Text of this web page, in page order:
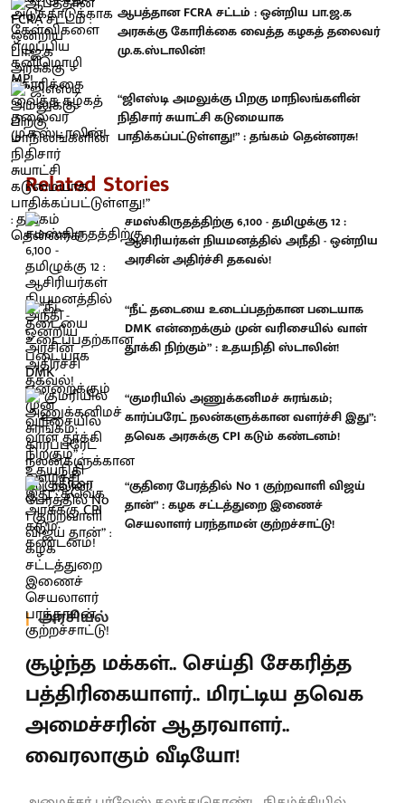
ஆபத்தான FCRA சட்டம் : ஒன்றிய பா.ஜ.க
அரசுக்கு கோரிக்கை வைத்த கழகத் தலைவர்
மு.க.ஸ்டாலின்!
“ஜிஎஸ்டி அமலுக்கு பிறகு மாநிலங்களின்
நிதிசார் சுயாட்சி கடுமையாக
பாதிக்கப்பட்டுள்ளது!” : தங்கம் தென்னரசு!
Related Stories
சமஸ்கிருதத்திற்கு 6,100 - தமிழுக்கு 12 :
ஆசிரியர்கள் நியமனத்தில் அநீதி - ஒன்றிய
அரசின் அதிர்ச்சி தகவல்!
“நீட் தடையை உடைப்பதற்கான படையாக
DMK என்றைக்கும் முன் வரிசையில் வாள்
தூக்கி நிற்கும்” : உதயநிதி ஸ்டாலின்!
“குமரியில் அணுக்கனிமச் சுரங்கம்;
கார்ப்பரேட் நலன்களுக்கான வளர்ச்சி இது”:
தவெக அரசுக்கு CPI கடும் கண்டனம்!
“குதிரை பேரத்தில் No 1 குற்றவாளி விஜய்
தான்” : கழக சட்டத்துறை இணைச்
செயலாளர் பரந்தாமன் குற்றச்சாட்டு!
அரசியல்
சூழ்ந்த மக்கள்.. செய்தி சேகரித்த
பத்திரிகையாளர்.. மிரட்டிய தவெக
அமைச்சரின் ஆதரவாளர்..
வைரலாகும் வீடியோ!